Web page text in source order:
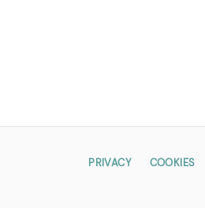
PRIVACY COOKIES